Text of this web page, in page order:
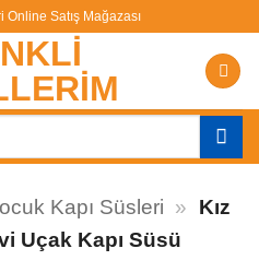
Satış Mağazası
Kapı Süsleri »
Kız
Uçak Kapı Süsü